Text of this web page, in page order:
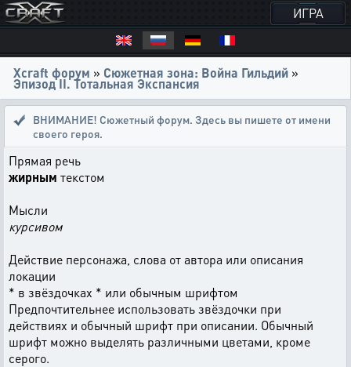
ИГРА
Xcraft форум » Сюжетная зона: Война Гильдий »
Эпизод II. Тотальная Экспансия
ВНИМАНИЕ! Сюжетный форум. Здесь вы пишете от имени
своего героя.
Прямая речь
жирным текстом
Мысли
курсивом
Действие персонажа, слова от автора или описания
локации
* в звёздочках * или обычным шрифтом
Предпочтительнее использовать звёздочки при
действиях и обычный шрифт при описании. Обычный
шрифт можно выделять различными цветами, кроме
серого.